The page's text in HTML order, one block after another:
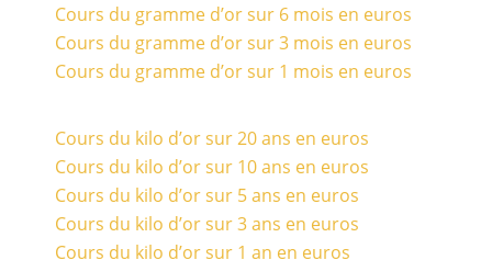
Cours du gramme d’or sur 6 mois en euros
Cours du gramme d’or sur 3 mois en euros
Cours du gramme d’or sur 1 mois en euros
Cours du kilo d’or sur 20 ans en euros
Cours du kilo d’or sur 10 ans en euros
Cours du kilo d’or sur 5 ans en euros
Cours du kilo d’or sur 3 ans en euros
Cours du kilo d’or sur 1 an en euros